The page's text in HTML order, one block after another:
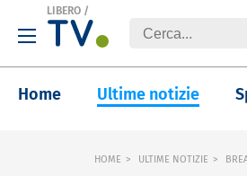
LIBERO /
Home Ultime notizie
HOME ULTIME NOTIZIE